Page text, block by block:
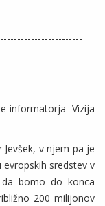
informatorja Vizija
v njem pa je
sredstev v
bomo do konca
200 milijonov